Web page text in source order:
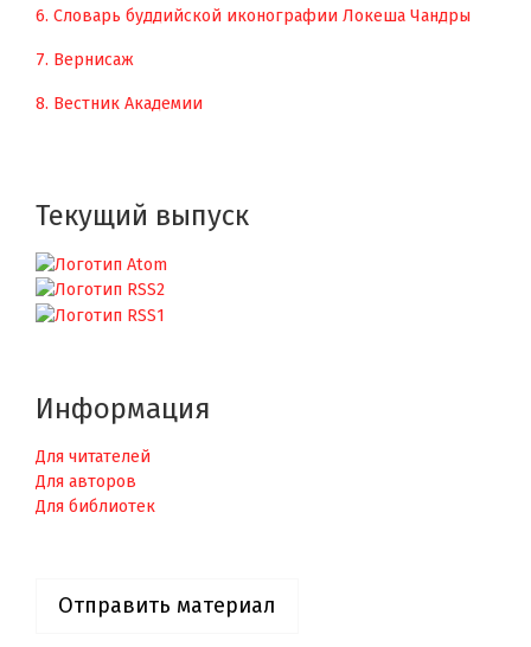
6. Словарь буддийской иконографии Локеша Чандры
7. Вернисаж
8. Вестник Академии
Текущий выпуск
Информация
Для читателей
Для авторов
Для библиотек
Отправить материал